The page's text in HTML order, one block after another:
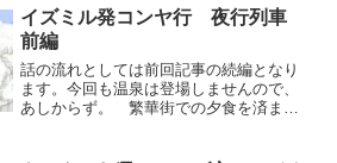
している施設のひとつが今回取り上げる
「アンティーク・プー...
イズミル発コンヤ行 夜行列車
前編
話の流れとしては前回記事の続編となり
ます。今回も温泉は登場しませんので、
あしからず。 繁華街での夕食を済ませ